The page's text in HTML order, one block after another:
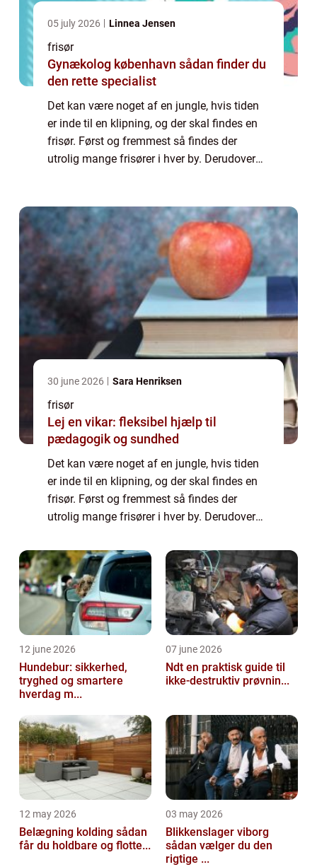
05 july 2026 Linnea Jensen
frisør
Gynækolog københavn sådan finder du
den rette specialist
Det kan være noget af en jungle, hvis tiden
er inde til en klipning, og der skal findes en
frisør. Først og fremmest så findes der
utrolig mange frisører i hver by. Derudover
30 june 2026 Sara Henriksen
frisør
Lej en vikar: fleksibel hjælp til
pædagogik og sundhed
Det kan være noget af en jungle, hvis tiden
er inde til en klipning, og der skal findes en
frisør. Først og fremmest så findes der
utrolig mange frisører i hver by. Derudover
kigge efter, hvis du vil sikre dig...
12 june 2026
Hundebur: sikkerhed,
tryghed og smartere
hverdag m...
07 june 2026
Ndt en praktisk guide til
ikke-destruktiv prøvnin...
12 may 2026
Belægning kolding sådan
får du holdbare og flotte...
03 may 2026
Blikkenslager viborg
sådan vælger du den
rigtige ...